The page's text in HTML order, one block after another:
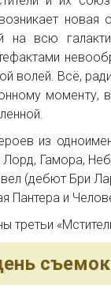
на всю
волей. Всё,
из
Лорд, Гамора,
(дебют Бри
Пантера и
третьи